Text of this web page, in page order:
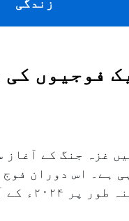
زندگی
فوجیوں
کا کہنا ہے کہ اکتوبر
ہے۔ اس دوران
خصوصی